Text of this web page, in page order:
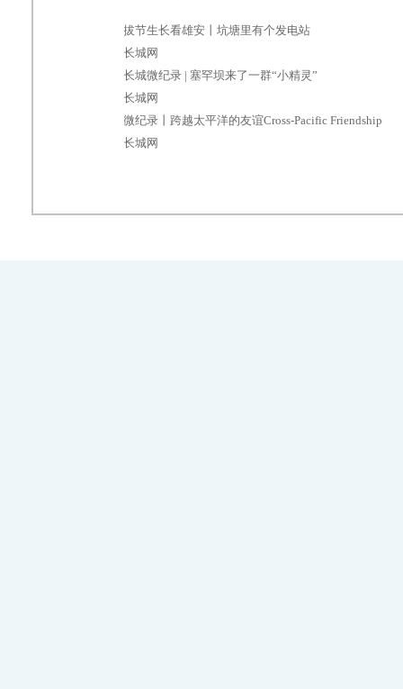
拔节生长看雄安丨坑塘里有个发电站
长城网
长城微纪录 | 塞罕坝来了一群“小精灵”
长城网
微纪录丨跨越太平洋的友谊Cross-Pacific Friendship
长城网